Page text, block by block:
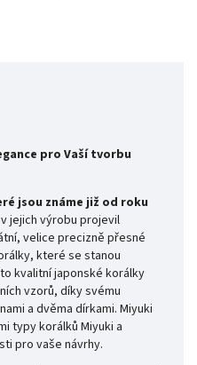
pro Vaší tvorbu
jsou známe již od roku
jejich výrobu projevil
velice precizně přesné
které se stanou
kvalitní japonské korálky
vzorů, díky svému
a dvěma dírkami. Miyuki
typy korálků Miyuki a
pro vaše návrhy.